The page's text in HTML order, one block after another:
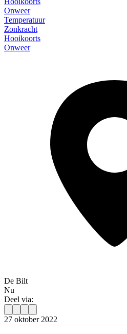
Onweer
Temperatuur
Zonkracht
Hooikoorts
Onweer
De Bilt
Nu
Deel via:
27 oktober 2022